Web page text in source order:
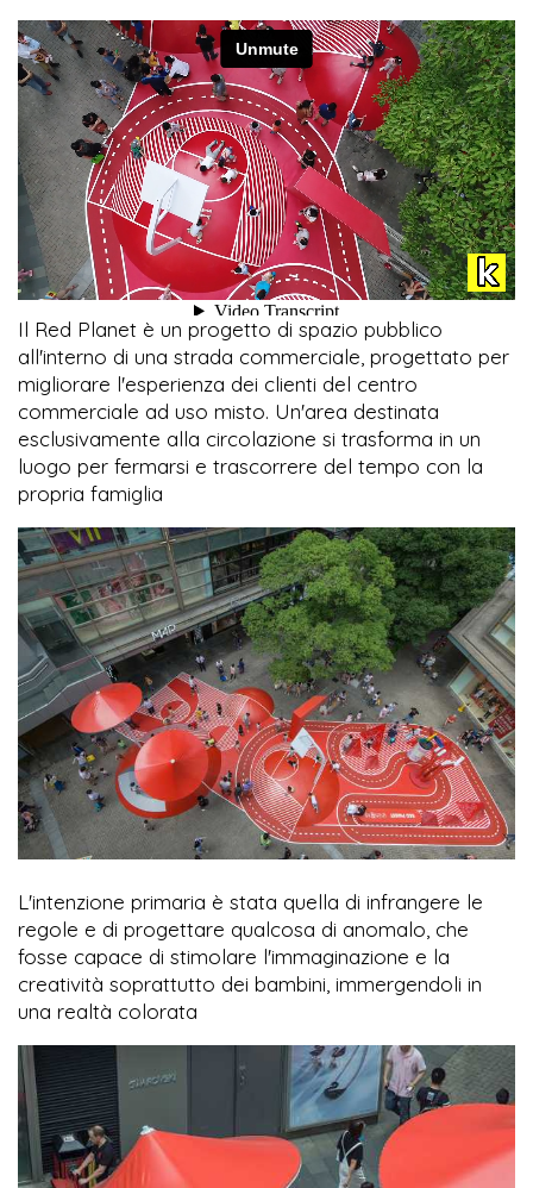
Il Red Planet è un progetto di spazio pubblico
all'interno di una strada commerciale, progettato per
migliorare l'esperienza dei clienti del centro
commerciale ad uso misto. Un'area destinata
esclusivamente alla circolazione si trasforma in un
luogo per fermarsi e trascorrere del tempo con la
propria famiglia
L'intenzione primaria è stata quella di infrangere le
regole e di progettare qualcosa di anomalo, che
fosse capace di stimolare l'immaginazione e la
creatività soprattutto dei bambini, immergendoli in
una realtà colorata